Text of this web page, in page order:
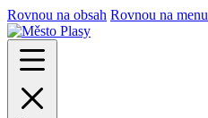
Rovnou na obsah Rovnou na menu